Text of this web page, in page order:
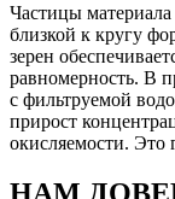
Частицы
близкой к кругу
зерен
равномерность. В
с фильтруемой
прирост
окисляемости. Это